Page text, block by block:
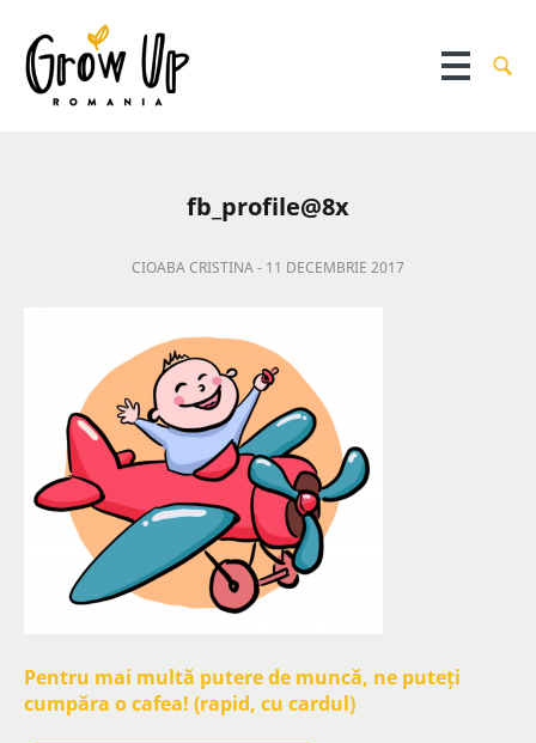
fb_profile@8x
CIOABA CRISTINA - 11 DECEMBRIE 2017
Pentru mai multă putere de muncă, ne puteți
cumpăra o cafea! (rapid, cu cardul)